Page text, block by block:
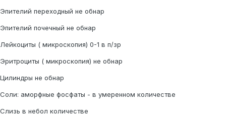
Эпителий переходный не обнар
Эпителий почечный не обнар
Лейкоциты ( микроскопия) 0-1 в п/зр
Эритроциты ( микроскопия) не обнар
Цилиндры не обнар
Соли: аморфные фосфаты - в умеренном количестве
Слизь в небол количестве